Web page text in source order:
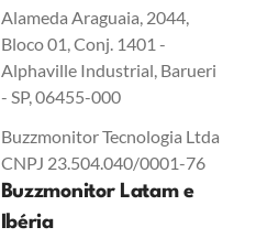
Alameda Araguaia, 2044,
Bloco 01, Conj. 1401 -
Alphaville Industrial, Barueri
- SP, 06455-000
Buzzmonitor Tecnologia Ltda
CNPJ 23.504.040/0001-76
Buzzmonitor Latam e
Ibéria